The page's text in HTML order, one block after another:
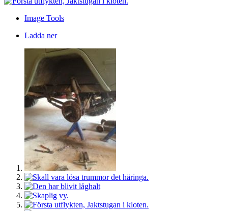
Image Tools
Ladda ner